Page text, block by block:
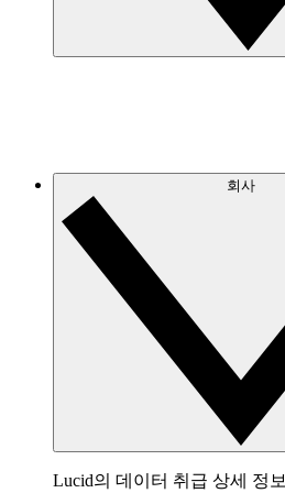
회사
Lucid의 데이터 취급 상세 정보